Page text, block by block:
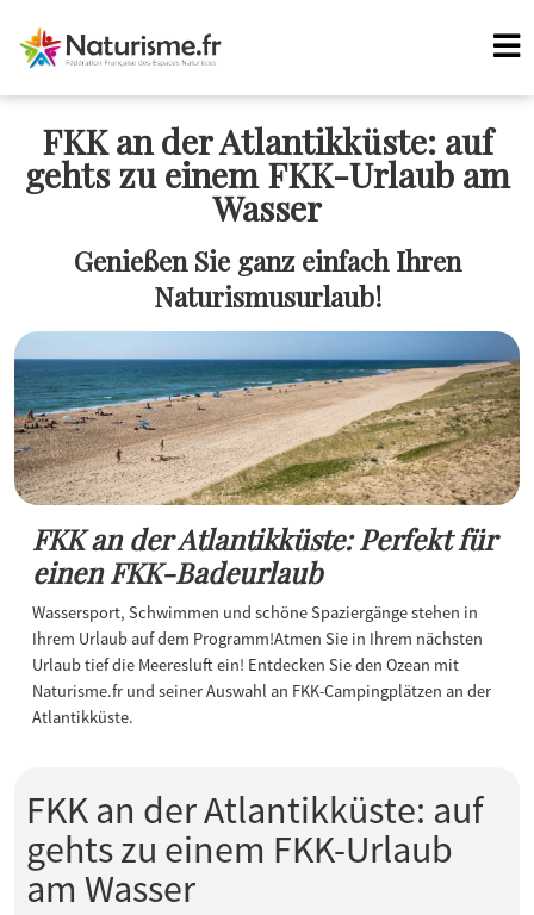
FKK an der Atlantikküste: auf
gehts zu einem FKK-Urlaub am
Wasser
Genießen Sie ganz einfach Ihren
Naturismusurlaub!
FKK an der Atlantikküste: Perfekt für
einen FKK-Badeurlaub
Wassersport, Schwimmen und schöne Spaziergänge stehen in
Ihrem Urlaub auf dem Programm!Atmen Sie in Ihrem nächsten
Urlaub tief die Meeresluft ein! Entdecken Sie den Ozean mit
Naturisme.fr und seiner Auswahl an FKK-Campingplätzen an der
Atlantikküste.
FKK an der Atlantikküste: auf
gehts zu einem FKK-Urlaub
am Wasser